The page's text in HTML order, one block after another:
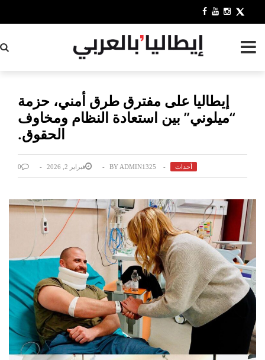
إيطاليا على مفترق طرق أمني، حزمة
“ميلوني” بين استعادة النظام ومخاوف
الحقوق.
أحداث BY ADMIN1325 فبراير 2, 2026 0